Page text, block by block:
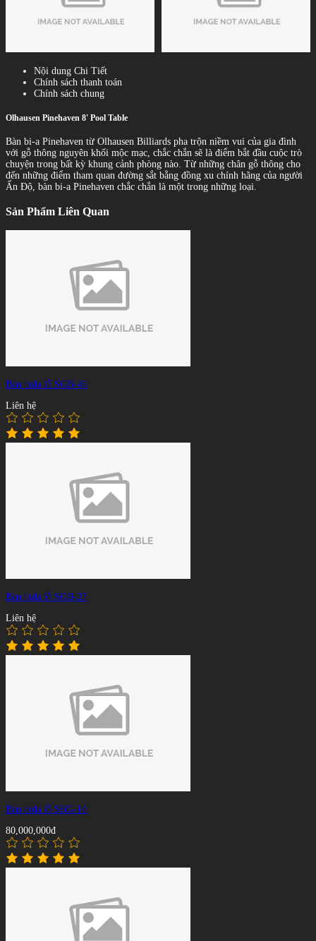
Nội dung Chi Tiết
Chính sách thanh toán
Chính sách chung
Olhausen Pinehaven 8' Pool Table
Bàn bi-a Pinehaven từ Olhausen Billiards pha trộn niềm vui của gia đình
với gỗ thông nguyên khối mộc mạc, chắc chắn sẽ là điểm bắt đầu cuộc trò
chuyện trong bất kỳ khung cảnh phòng nào. Từ những chân gỗ thông cho
đến những điểm tham quan đường sắt bằng đồng xu chính hãng của người
Ấn Độ, bàn bi-a Pinehaven chắc chắn là một trong những loại.
Sản Phẩm Liên Quan
Bàn bida lỗ SGB-46
Liên hệ
Bàn bida lỗ SGB-27
Liên hệ
Bàn bida lỗ SBG-10
80,000,000đ